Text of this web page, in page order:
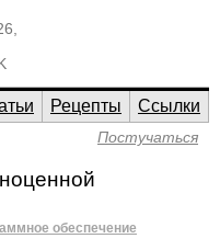
Рецепты
Ссылки
Постучаться
обеспечение